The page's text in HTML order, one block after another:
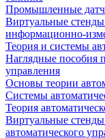
Промышленные
Виртуальные
информационно-
Теория и системы
Наглядные пособия
управления
Основы теории
Системы
Теория
Виртуальные
автоматического